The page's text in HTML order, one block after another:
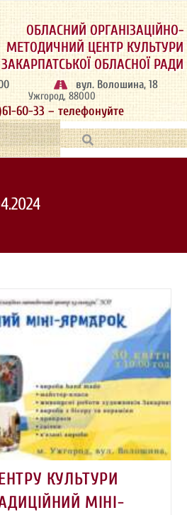
ОБЛАСНИЙ ОРГАНІЗАЦІЙНО-
МЕТОДИЧНИЙ ЦЕНТР КУЛЬТУРИ
ЗАКАРПАТСЬКОЇ ОБЛАСНОЇ РАДИ
вул. Волошина, 18
Ужгород, 88000
60-33 – телефонуйте
КУЛЬТУРИ
МІНІ-